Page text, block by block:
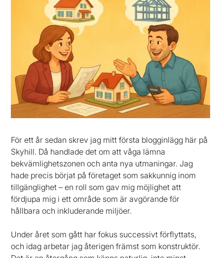
För ett år sedan skrev jag mitt första blogginlägg här på
Skyhill. Då handlade det om att våga lämna
bekvämlighetszonen och anta nya utmaningar. Jag
hade precis börjat på företaget som sakkunnig inom
tillgänglighet – en roll som gav mig möjlighet att
fördjupa mig i ett område som är avgörande för
hållbara och inkluderande miljöer.
Under året som gått har fokus successivt förflyttats,
och idag arbetar jag återigen främst som konstruktör.